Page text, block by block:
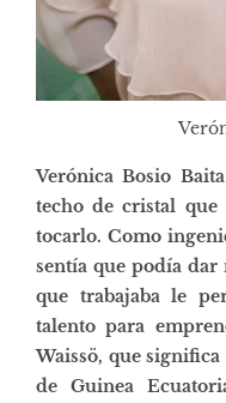
Verónica Bosio
techo de cristal
tocarlo. Como
sentía que podía dar
que trabajaba le
talento para
Waissö, que
de Guinea